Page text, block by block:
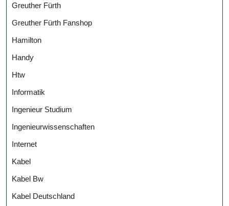
Greuther Fürth
Greuther Fürth Fanshop
Hamilton
Handy
Htw
Informatik
Ingenieur Studium
Ingenieurwissenschaften
Internet
Kabel
Kabel Bw
Kabel Deutschland